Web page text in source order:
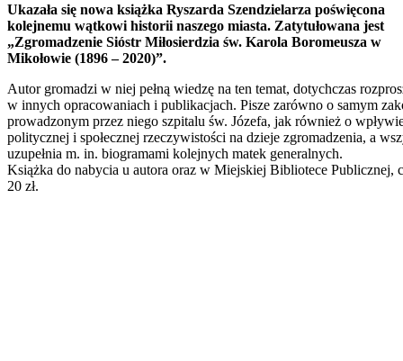
Ukazała się nowa książka Ryszarda Szendzielarza poświęcona
kolejnemu wątkowi historii naszego miasta. Zatytułowana jest
„Zgromadzenie Sióstr Miłosierdzia św. Karola Boromeusza w
Mikołowie (1896 – 2020)”.
Autor gromadzi w niej pełną wiedzę na ten temat, dotychczas
w innych opracowaniach i publikacjach. Pisze zarówno o samym
prowadzonym przez niego szpitalu św. Józefa, jak również o
politycznej i społecznej rzeczywistości na dzieje zgromadzenia, a
uzupełnia m. in. biogramami kolejnych matek generalnych.
Książka do nabycia u autora oraz w Miejskiej Bibliotece Publicznej,
20 zł.